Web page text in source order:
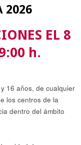
2026
EL 8
h.
16 años, de cualquier
los centros de la
dentro del ámbito